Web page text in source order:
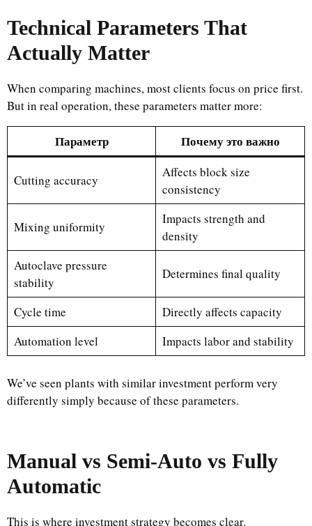
Technical Parameters That
Actually Matter
When comparing machines, most clients focus on price first.
But in real operation, these parameters matter more:
Параметр Почему это важно
Cutting accuracy
Affects block size
consistency
Mixing uniformity
Impacts strength and
density
Autoclave pressure
stability
Determines final quality
Cycle time
Directly affects capacity
Automation level
Impacts labor and stability
We’ve seen plants with similar investment perform very
differently simply because of these parameters.
Manual vs Semi-Auto vs Fully
Automatic
This is where investment strategy becomes clear.